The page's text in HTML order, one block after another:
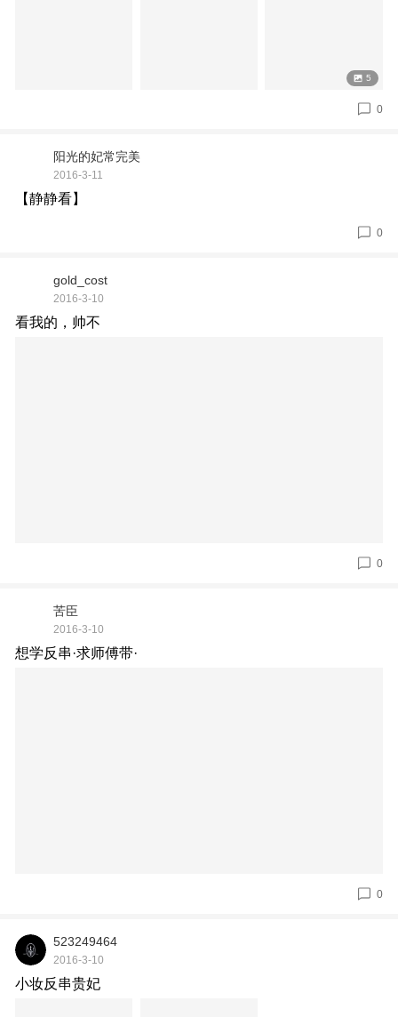
5
0
阳光的妃常完美
2016-3-11
【静静看】
0
gold_cost
2016-3-10
看我的，帅不
0
苦臣
2016-3-10
想学反串·求师傅带·
0
523249464
2016-3-10
小妆反串贵妃